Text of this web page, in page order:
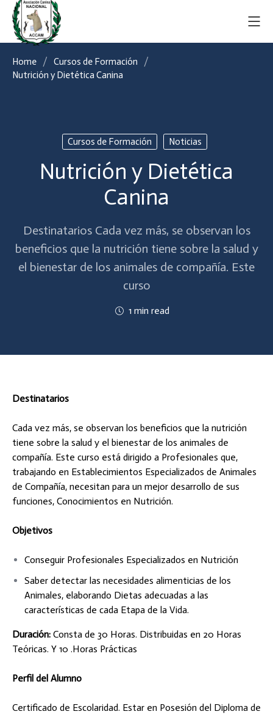
Home
Cursos de Formación
Nutrición y Dietética Canina
Cursos de Formación Noticias
Nutrición y Dietética
Canina
Destinatarios Cada vez más, se observan los
beneficios que la nutrición tiene sobre la salud y
el bienestar de los animales de compañía. Este
curso
1 min read
Destinatarios
Cada vez más, se observan los beneficios que la nutrición
tiene sobre la salud y el bienestar de los animales de
compañía. Este curso está dirigido a Profesionales que,
trabajando en Establecimientos Especializados de Animales
de Compañía, necesitan para un mejor desarrollo de sus
funciones, Conocimientos en Nutrición.
Objetivos
Conseguir Profesionales Especializados en Nutrición
Saber detectar las necesidades alimenticias de los
Animales, elaborando Dietas adecuadas a las
características de cada Etapa de la Vida.
Duración: Consta de 30 Horas. Distribuidas en 20 Horas
Teóricas. Y 10 .Horas Prácticas
Perfil del Alumno
Certificado de Escolaridad. Estar en Posesión del Diploma de